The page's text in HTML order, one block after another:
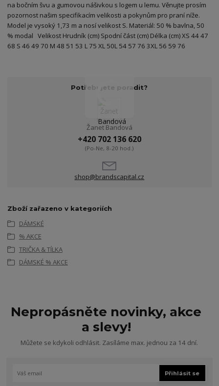
na bočním švu a gumovou nášivkou s logem u lemu. Věnujte prosím
pozornost našim specifikacím velikosti a pokynům pro praní níže.
Model je vysoký 1,73 m a nosí velikost S. Materiál: 50 % bavlna, 50
% modal Velikost Hrudník (cm) Spodní část (cm) Délka (cm) XS 44 47
68 S 46 49 70 M 48 51 53 L 75 XL 50L 54 57 76 3XL 56 59 76
Potřebujete poradit?
Žanet Bandová
+420 702 136 620
(Po-Ne, 8-20 hod.)
shop@brandscapital.cz
Zboží zařazeno v kategoriích
DÁMSKÉ
% AKCE
TRIČKA & TÍLKA
DÁMSKÉ % AKCE
Nepropásněte novinky, akce
a slevy!
Můžete se kdykoli odhlásit. Zasíláme max. jednou za 14 dní.
Přihlásit se